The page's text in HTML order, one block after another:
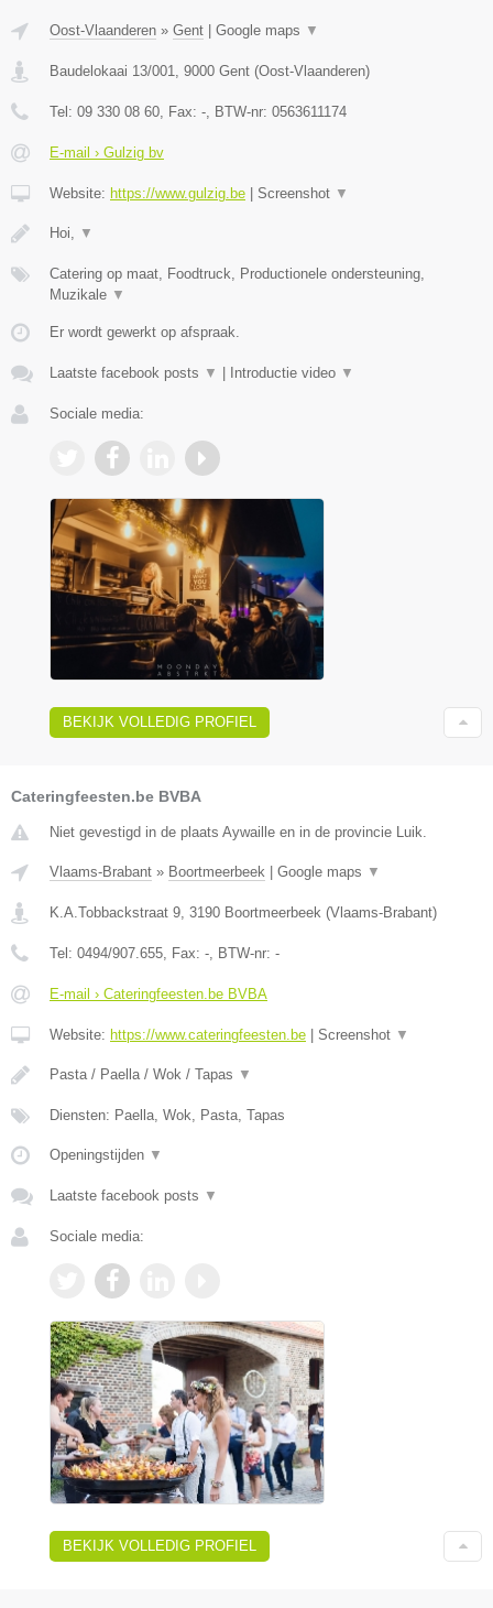
Oost-Vlaanderen » Gent Google maps ▼
Baudelokaai 13/001 9000 Gent (Oost-Vlaanderen)
Tel: 09 330 08 60 , Fax: - , BTW-nr: 0563611174
E-mail › Gulzig bv
Website: https://www.gulzig.be Screenshot ▼
Hoi, ▼
Catering op maat, Foodtruck, Productionele ondersteuning,
Muzikale ▼
Er wordt gewerkt op afspraak.
Laatste facebook posts ▼ Introductie video ▼
Sociale media:
BEKIJK VOLLEDIG PROFIEL
Cateringfeesten.be BVBA
Niet gevestigd in de plaats Aywaille en in de provincie Luik.
Vlaams-Brabant » Boortmeerbeek Google maps ▼
K.A.Tobbackstraat 9, 3190 Boortmeerbeek (Vlaams-Brabant)
Tel: 0494/907.655, Fax: -, BTW-nr: -
E-mail › Cateringfeesten.be BVBA
Website: https://www.cateringfeesten.be Screenshot ▼
Pasta / Paella / Wok / Tapas ▼
Diensten: Paella, Wok, Pasta, Tapas
Openingstijden ▼
Laatste facebook posts ▼
Sociale media:
BEKIJK VOLLEDIG PROFIEL